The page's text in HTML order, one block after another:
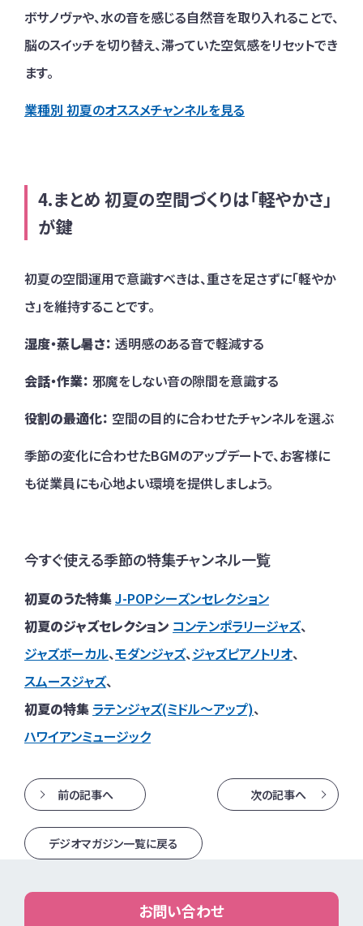
ボサノヴァや、水の音を感じる自然音を取り入れることで、
脳のスイッチを切り替え、滞っていた空気感をリセットでき
ます。
業種別 初夏のオススメチャンネルを見る
まとめ 初夏の空間づくりは「軽やかさ」
が鍵
初夏の空間運用で意識すべきは、重さを足さずに「軽やか
さ」を維持することです。
湿度・蒸し暑さ： 透明感のある音で軽減する
会話・作業： 邪魔をしない音の隙間を意識する
役割の最適化： 空間の目的に合わせたチャンネルを選ぶ
季節の変化に合わせたBGMのアップデートで、お客様に
も従業員にも心地よい環境を提供しましょう。
今すぐ使える季節の特集チャンネル一覧
初夏のうた特集J-POPシーズンセレクション
初夏のジャズセレクション コンテンポラリージャズ、
ジャズボーカル、モダンジャズ、ジャズピアノトリオ、
スムースジャズ、
初夏の特集 ラテンジャズ(ミドル～アップ)、
ハワイアンミュージック
前の記事へ 次の記事へ
デジオマガジン一覧に戻る
お問い合わせ